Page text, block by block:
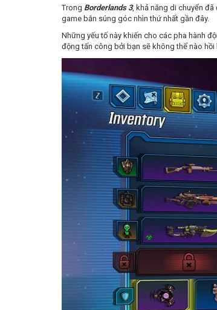
Trong Borderlands 3, khả năng di chuyển
game bắn súng góc nhìn thứ nhất gần đây.
Những yếu tố này khiến cho các pha hành
động tấn công bởi bạn sẽ không thể nào